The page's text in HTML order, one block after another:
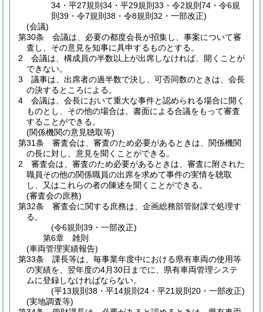
34・平27規則34・平29規則33・令2規則74・令6規
則39・令7規則38・令8規則32・一部改正)
(会議)
第30条
会議は、必要の都度会長が招集し、事案について審
査し、その意見を知事に具申するものとする。
2
会議は、構成員の半数以上が出席しなければ、開くことが
できない。
3
議事は、出席者の過半数で決し、可否同数のときは、会長
の決するところによる。
4
会議は、会長において重大な事件と認められる場合に開く
ものとし、その他の場合は、書面による合議をもって審査
することができる。
(関係機関の意見聴取等)
第31条
審査会は、審査のため必要があるときは、関係機関
の長に対し、意見を聞くことができる。
2
審査会は、審査のため必要があるときは、審査に附された
職員その他の関係職員の出席を求めて事件の実情を聴取
し、又はこれらの者の陳述を聞くことができる。
(審査会の庶務)
第32条
審査会に関する庶務は、企画総務部管財課で処理す
る。
(令6規則39・一部改正)
第6章
雑則
(車両管理実績報告)
第33条
課長等は、毎事業年度中における県有車両の使用等
の実績を、翌年度の4月30日までに、県有車両管理システ
ムに登録しなければならない。
(平13規則38・平14規則24・平21規則20・一部改正)
(実地調査等)